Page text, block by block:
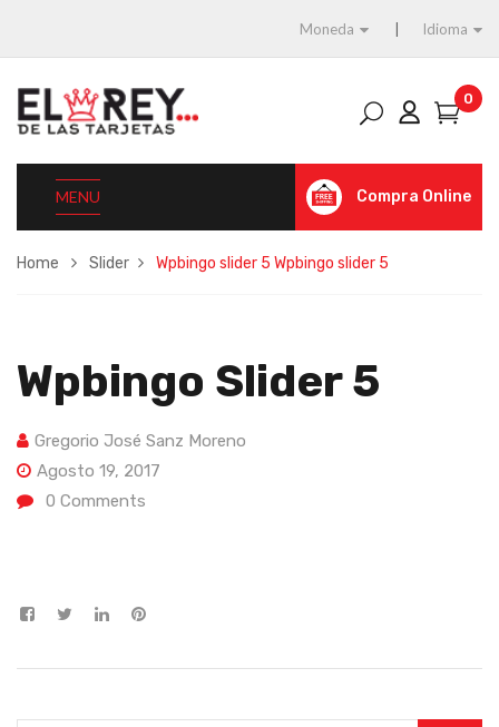
Moneda Idioma
0
MENU Compra Online
Home Slider Wpbingo slider 5 Wpbingo slider 5
Wpbingo Slider 5
Gregorio José Sanz Moreno
Agosto 19, 2017
0 Comments